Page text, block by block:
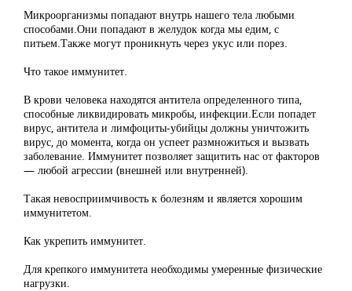
Микроорганизмы попадают внутрь нашего тела любыми
способами.Они попадают в желудок когда мы едим, с
питьем.Также могут проникнуть через укус или порез.
Что такое иммунитет.
В крови человека находятся антитела определенного типа,
способные ликвидировать микробы, инфекции.Если попадет
вирус, антитела и лимфоциты-убийцы должны уничтожить
вирус, до момента, когда он успеет размножиться и вызвать
заболевание. Иммунитет позволяет защитить нас от факторов
— любой агрессии (внешней или внутренней).
Такая невосприимчивость к болезням и является хорошим
иммунитетом.
Как укрепить иммунитет.
Для крепкого иммунитета необходимы умеренные физические
нагрузки.